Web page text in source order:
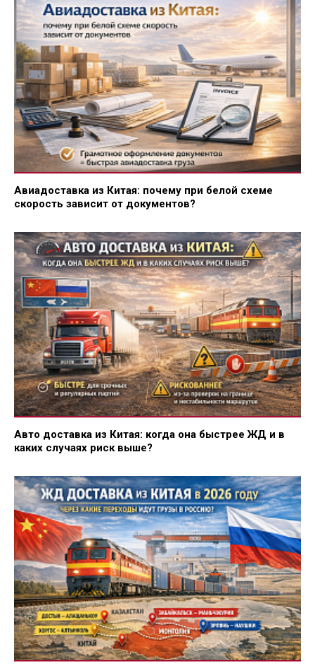
Авиадоставка из Китая: почему при белой схеме
скорость зависит от документов?
Авто доставка из Китая: когда она быстрее ЖД и в
каких случаях риск выше?